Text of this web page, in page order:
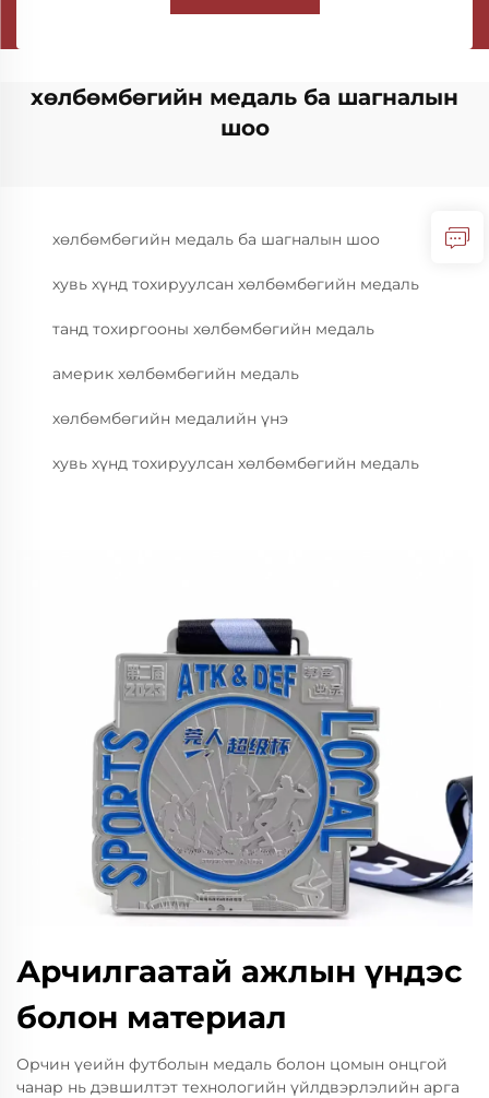
хөлбөмбөгийн медаль ба шагналын
шоо
хөлбөмбөгийн медаль ба шагналын шоо
хувь хүнд тохируулсан хөлбөмбөгийн медаль
танд тохиргооны хөлбөмбөгийн медаль
америк хөлбөмбөгийн медаль
хөлбөмбөгийн медалийн үнэ
хувь хүнд тохируулсан хөлбөмбөгийн медаль
Арчилгаатай ажлын үндэс
болон материал
Орчин үеийн футболын медаль болон цомын онцгой
чанар нь дэвшилтэт технологийн үйлдвэрлэлийн арга